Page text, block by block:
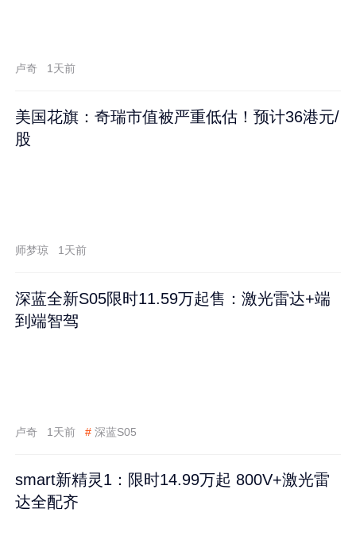
卢奇 1天前
美国花旗：奇瑞市值被严重低估！预计36港元/
股
师梦琼 1天前
深蓝全新S05限时11.59万起售：激光雷达+端
到端智驾
卢奇 1天前 # 深蓝S05
smart新精灵1：限时14.99万起 800V+激光雷
达全配齐